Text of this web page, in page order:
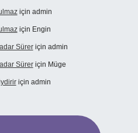
için admin
için Engin
Süreriçin admin
Süreriçin Müge
için admin